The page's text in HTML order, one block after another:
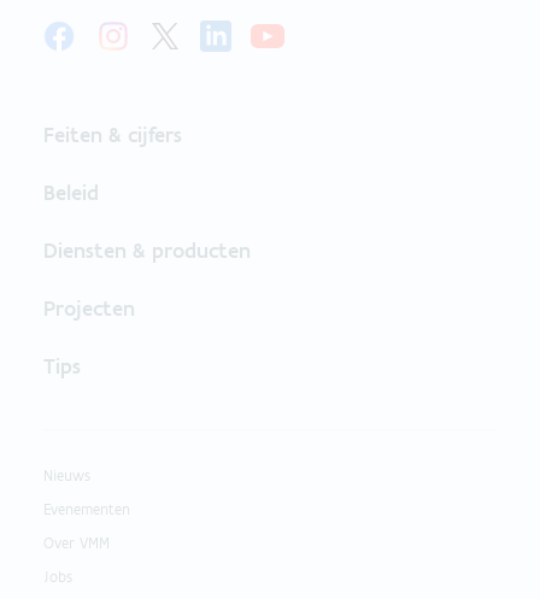
Feiten & cijfers
Beleid
Diensten & producten
Projecten
Tips
Nieuws
Evenementen
Over VMM
Jobs